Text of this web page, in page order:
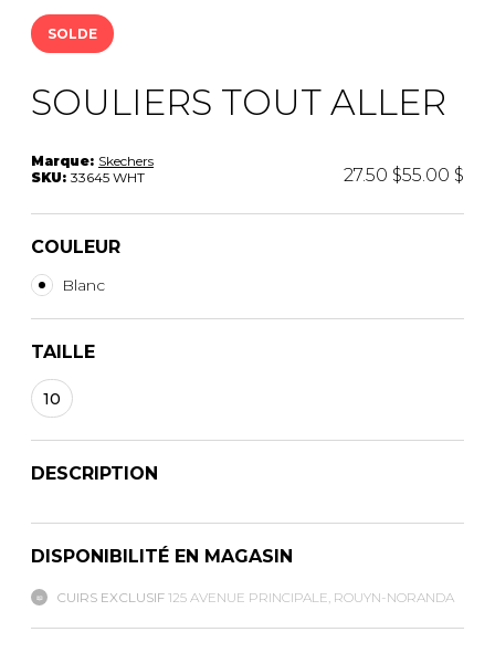
SOLDE
SOULIERS TOUT ALLER
Marque: Skechers
SKU: 33645 WHT 27.50 $55.00 $
COULEUR
Blanc
TAILLE
10
DESCRIPTION
DISPONIBILITÉ EN MAGASIN
CUIRS EXCLUSIF 125 AVENUE PRINCIPALE, ROUYN-NORANDA